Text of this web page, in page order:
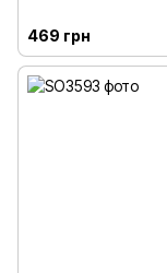
469 грн